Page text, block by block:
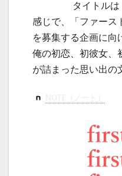
タイトル
感じで、「ファース
を募集する企画に向
俺の初恋、初彼女、
が詰まった思い出の